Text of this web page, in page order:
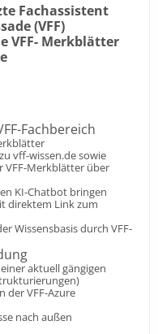
Fachassistent
(VFF)
VFF- Merkblätter
Fachbereich
vff-wissen.de sowie
VFF-Merkblätter über
KI-Chatbot bringen
direktem Link zum
Wissensbasis durch VFF-
aktuell gängigen
der VFF-Azure
nach außen